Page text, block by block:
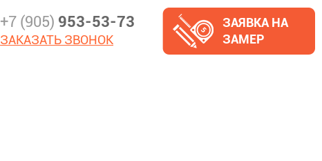
+7 (905) 953-53-73
ЗАКАЗАТЬ ЗВОНОК
ЗАЯВКА НА
ЗАМЕР